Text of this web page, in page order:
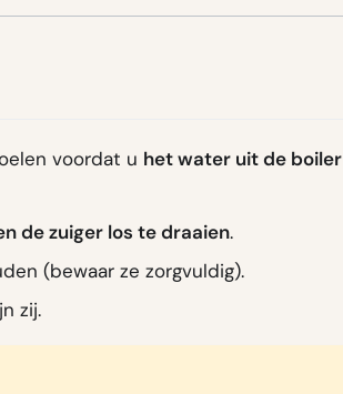
voordat u het water uit de boiler
de zuiger los te draaien.
(bewaar ze zorgvuldig).
zij.